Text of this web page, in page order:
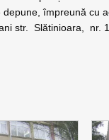
împreună cu
str. Slătinioara,